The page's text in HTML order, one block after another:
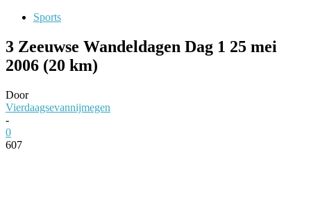
Sports
3 Zeeuwse Wandeldagen Dag 1 25 mei
2006 (20 km)
Door
Vierdaagsevannijmegen
-
0
607